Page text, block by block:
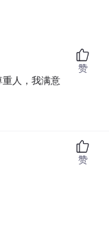
重人，我满意
赞
赞